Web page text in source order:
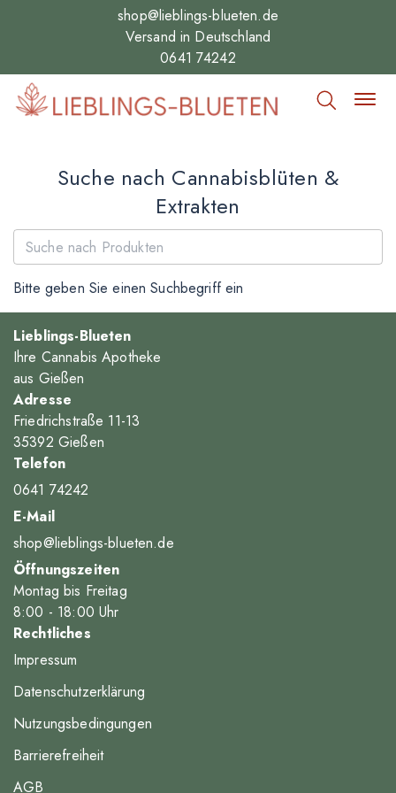
shop@lieblings-blueten.de
Versand in Deutschland
0641 74242
Suche nach Cannabisblüten &
Extrakten
Bitte geben Sie einen Suchbegriff ein
Lieblings-Blueten
Ihre Cannabis Apotheke
aus Gießen
Adresse
Friedrichstraße 11-13
35392 Gießen
Telefon
0641 74242
E-Mail
shop@lieblings-blueten.de
Öffnungszeiten
Montag bis Freitag
8:00 - 18:00 Uhr
Rechtliches
Impressum
Datenschutzerklärung
Nutzungsbedingungen
Barrierefreiheit
AGB